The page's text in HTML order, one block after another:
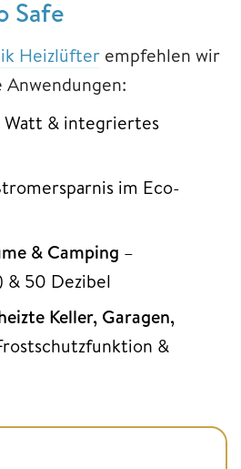
Safe
Heizlüfter empfehlen wir
& integriertes
im Eco-
& Camping –
& 50 Dezibel
Keller, Garagen,
&